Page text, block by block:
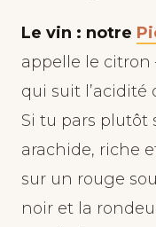
Le vin : notre
appelle le
qui suit l’acidité
Si tu pars plutôt
arachide, riche
sur un rouge
noir et la